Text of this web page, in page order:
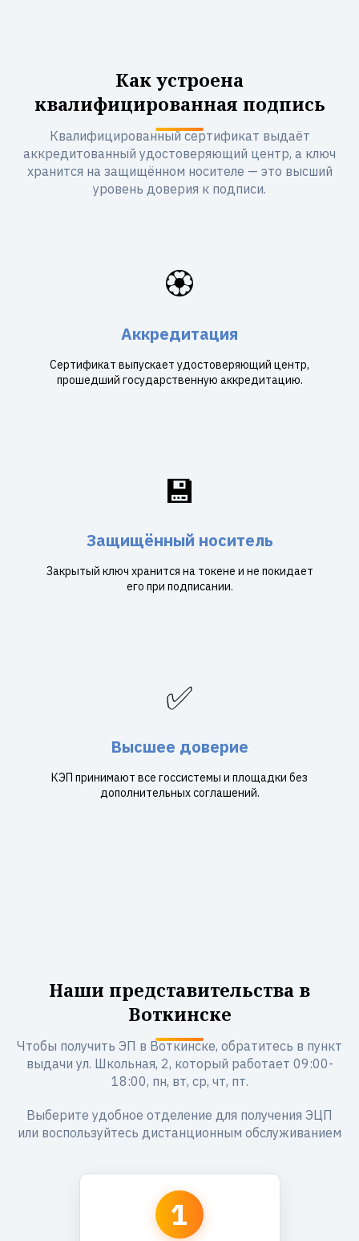
Как устроена
квалифицированная подпись
Квалифицированный сертификат выдаёт
аккредитованный удостоверяющий центр, а ключ
хранится на защищённом носителе — это высший
уровень доверия к подписи.
🏵️
Аккредитация
Сертификат выпускает удостоверяющий центр,
прошедший государственную аккредитацию.
💾
Защищённый носитель
Закрытый ключ хранится на токене и не покидает
его при подписании.
✅
Высшее доверие
КЭП принимают все госсистемы и площадки без
дополнительных соглашений.
Наши представительства в
Воткинске
Чтобы получить ЭП в Воткинске, обратитесь в пункт
выдачи ул. Школьная, 2, который работает 09:00-
18:00, пн, вт, ср, чт, пт.
Выберите удобное отделение для получения ЭЦП
или воспользуйтесь дистанционным обслуживанием
1